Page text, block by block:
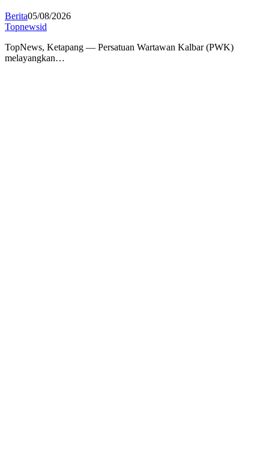
Berita05/08/2026
Topnewsid
TopNews, Ketapang — Persatuan Wartawan Kalbar (PWK)
melayangkan…